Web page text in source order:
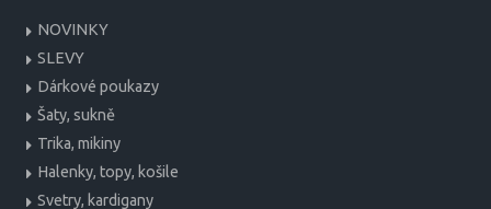
NOVINKY
SLEVY
Dárkové poukazy
Šaty, sukně
Trika, mikiny
Halenky, topy, košile
Svetry, kardigany